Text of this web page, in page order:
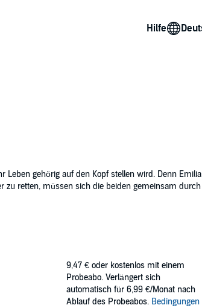
Hilfe
gehörig auf den Kopf stellen wird. Denn Emilia
zu retten, müssen sich die beiden gemeinsam durch
9,47 € oder kostenlos mit einem
Probeabo. Verlängert sich
automatisch für 6,99 €/Monat nach
Ablauf des Probeabos. Bedingungen